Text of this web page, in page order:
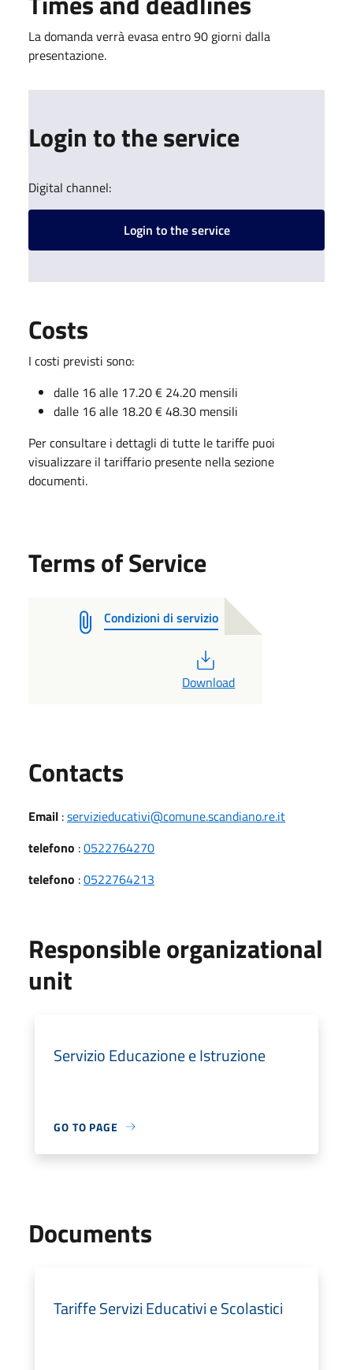
La domanda verrà evasa entro 90 giorni dalla
presentazione.
Login to the service
Digital channel:
Login to the service
Costs
I costi previsti sono:
dalle 16 alle 17.20 € 24.20 mensili
dalle 16 alle 18.20 € 48.30 mensili
Per consultare i dettagli di tutte le tariffe puoi
visualizzare il tariffario presente nella sezione
documenti.
Terms of Service
Condizioni di servizio
Download
Contacts
Email :servizieducativi@comune.scandiano.re.it
telefono :0522764270
telefono :0522764213
Responsible organizational
unit
Servizio Educazione e Istruzione
GO TO PAGE
Documents
Tariffe Servizi Educativi e Scolastici